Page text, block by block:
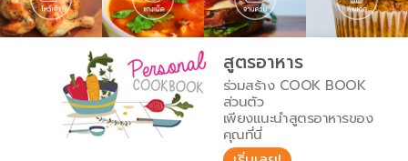
เคล็ดลับน่ารู้
เปรียบเทียบหน่วยการตวง
เปรียบเทียบอุณหภูมิ
เปรียบเทียบน้ำหนักวัตถุดิบ
FoodPedia
สร้าง Cookbook
สูตรอาหาร
ร่วมสร้าง COOK BOOK
ส่วนตัว
เพียงแนะนำสูตรอาหารของ
คุณที่นี่